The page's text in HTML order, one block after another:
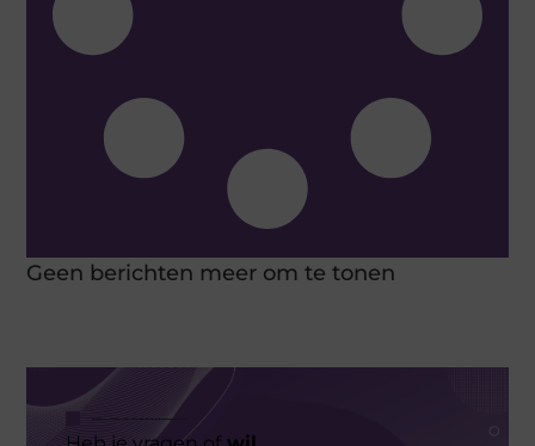
Geen berichten meer om te tonen